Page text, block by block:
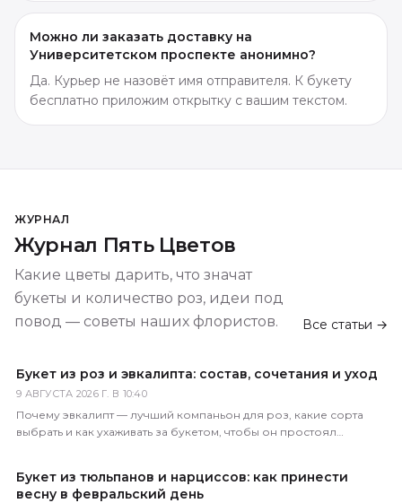
Можно ли заказать доставку на
Университетском проспекте анонимно?
Да. Курьер не назовёт имя отправителя. К букету
бесплатно приложим открытку с вашим текстом.
ЖУРНАЛ
Журнал Пять Цветов
Какие цветы дарить, что значат
букеты и количество роз, идеи под
повод — советы наших флористов.
Все статьи →
Букет из роз и эвкалипта: состав, сочетания и уход
9 АВГУСТА 2026 Г. В 10:40
Почему эвкалипт — лучший компаньон для роз, какие сорта
выбрать и как ухаживать за букетом, чтобы он простоял
Букет из тюльпанов и нарциссов: как принести
весну в февральский день